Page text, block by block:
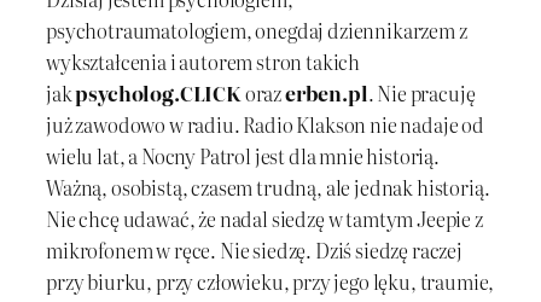
psychotraumatologiem, onegdaj dziennikarzem z
wykształcenia i autorem stron takich
jakpsycholog.CLICKorazerben.pl. Nie pracuję
już zawodowo w radiu. Radio Klakson nie nadaje od
wielu lat, a Nocny Patrol jest dla mnie historią.
Ważną, osobistą, czasem trudną, ale jednak historią.
Nie chcę udawać, że nadal siedzę w tamtym Jeepie z
mikrofonem w ręce. Nie siedzę. Dziś siedzę raczej
przy biurku, przy człowieku, przy jego lęku, traumie,